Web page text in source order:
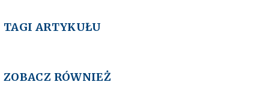
TAGI ARTYKUŁU
ZOBACZ RÓWNIEŻ